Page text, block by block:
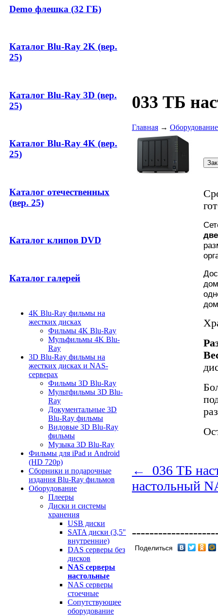
Demo флешка (32 ГБ)
Каталог Blu-Ray 2K (вер.
25)
Каталог Blu-Ray 3D (вер.
25)
Каталог Blu-Ray 4K (вер.
25)
Каталог отечественных
(вер. 25)
Каталог клипов DVD
Каталог галерей
4K Blu-Ray фильмы на
жестких дисках
Фильмы 4K Blu-Ray
Мульфильмы 4K Blu-
Ray
3D Blu-Ray фильмы на
жестких дисках и NAS-
серверах
Фильмы 3D Blu-Ray
Мультфильмы 3D Blu-
Ray
Документальные 3D
Blu-Ray фильмы
Видовые 3D Blu-Ray
фильмы
Музыка 3D Blu-Ray
Фильмы для iPad и Android
(HD 720p)
Сборники и подарочные
издания Blu-Ray фильмов
Оборудование
Плееры
Диски и системы
хранения
USB диски
SATA диски (3,5"
внутренние)
DAS серверы без
дисков
NAS серверы
настольные
NAS серверы
стоечные
Сопутствующее
оборудование
033 ТБ
Главная → Оборудование
← 036 ТБ
настольный
Поделиться